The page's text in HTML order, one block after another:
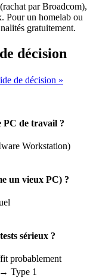
par Broadcom),
Pour un homelab ou
gratuitement.
décision
de décision »
PC de travail ?
Workstation)
un vieux PC) ?
sérieux ?
probablement
→ Type 1